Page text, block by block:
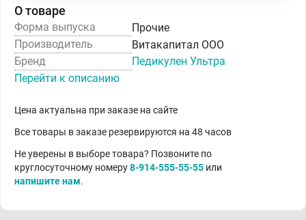
О товаре
Форма выпуска
Прочие
Производитель
Витакапитал ООО
Бренд
Педикулен Ультра
Перейти к описанию
Цена актуальна при заказе на сайте
Все товары в заказе резервируются на 48 часов
Не уверены в выборе товара? Позвоните по
круглосуточному номеру8-914-555-55-55 или
напишите нам.